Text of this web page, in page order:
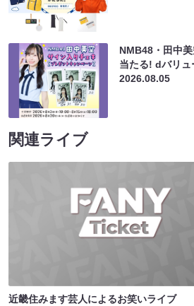
NMB48・田中
当たる! dバリュ
2026.08.05
関連ライブ
近畿住みます芸人によるお笑いライブ